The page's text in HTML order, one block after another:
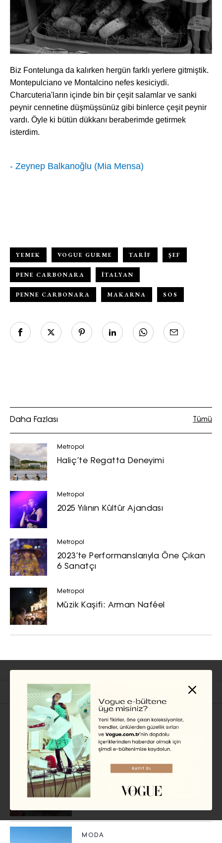
Turkuvaz Haberleşme ve Yayıncılık
https://vogue.com.tr/internet sitesi
üzerinden sunulan ürün ve
hizmetlere ilişkin reklam, tanıtım,
pazarlama ve kutlama/ temenni
amaçlı her türlü e-bülten/ ticari
elektronik ileti gönderiminin e-posta
soyad ve e-posta adresi verilerimin
Biz Fontelunga da kalırken hergün farklı yerlere gitmiştik.
Montepulciano ve Montalcino nefes kesiciydi.
Charcuteria'ların içinde bin bir çeşit salamlar ve sanki
peynir cennetine düşmüşsünüz gibi binlerce çeşit peynir
vardı. Öyle ki bütün dükkanı beraberimde getirmek
isterdim.
- Zeynep Balkanoğlu (Mia Mensa)
YEMEK VOGUE GURME TARIF ŞEF
PENE CARBONARA ITALYAN
PENNE CARBONARA MAKARNA SOS
Daha Fazlası Tümü
Metropol
Haliç’te Regatta Deneyimi
Metropol
2025 Yılının Kültür Ajandası
Metropol
2023’te Performanslarıyla Öne Çıkan
6 Sanatçı
Metropol
Müzik Kaşifi: Arman Naféel
İlgili Başlıklar
YEME-İÇME
İstanbul’un En İyi 15 İtalyan
Restoranı
NILSU ATALA
MODA